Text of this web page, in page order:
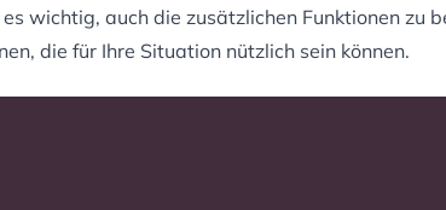
wichtig, auch die zusätzlichen Funktionen zu
die für Ihre Situation nützlich sein können.